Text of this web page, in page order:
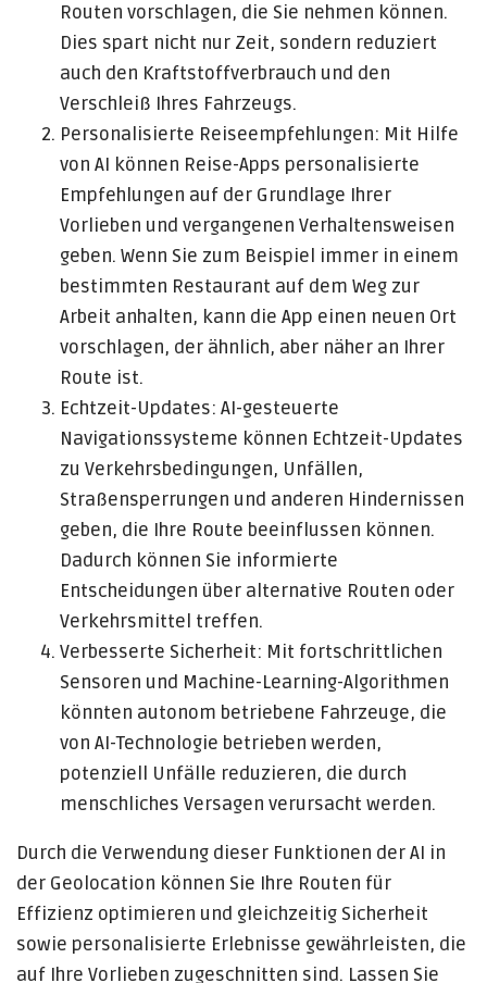
Routen vorschlagen, die Sie nehmen können.
Dies spart nicht nur Zeit, sondern reduziert
auch den Kraftstoffverbrauch und den
Verschleiß Ihres Fahrzeugs.
Personalisierte Reiseempfehlungen: Mit Hilfe
von AI können Reise-Apps personalisierte
Empfehlungen auf der Grundlage Ihrer
Vorlieben und vergangenen Verhaltensweisen
geben. Wenn Sie zum Beispiel immer in einem
bestimmten Restaurant auf dem Weg zur
Arbeit anhalten, kann die App einen neuen Ort
vorschlagen, der ähnlich, aber näher an Ihrer
Route ist.
Echtzeit-Updates: AI-gesteuerte
Navigationssysteme können Echtzeit-Updates
zu Verkehrsbedingungen, Unfällen,
Straßensperrungen und anderen Hindernissen
geben, die Ihre Route beeinflussen können.
Dadurch können Sie informierte
Entscheidungen über alternative Routen oder
Verkehrsmittel treffen.
Verbesserte Sicherheit: Mit fortschrittlichen
Sensoren und Machine-Learning-Algorithmen
könnten autonom betriebene Fahrzeuge, die
von AI-Technologie betrieben werden,
potenziell Unfälle reduzieren, die durch
menschliches Versagen verursacht werden.
Durch die Verwendung dieser Funktionen der AI in
der Geolocation können Sie Ihre Routen für
Effizienz optimieren und gleichzeitig Sicherheit
sowie personalisierte Erlebnisse gewährleisten, die
auf Ihre Vorlieben zugeschnitten sind. Lassen Sie